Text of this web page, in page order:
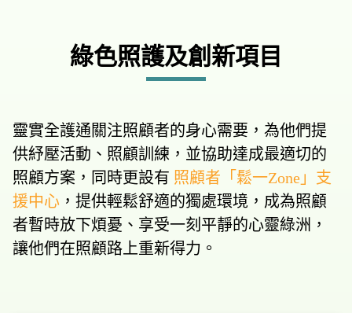
綠色照護及創新項目
靈實全護通關注照顧者的身心需要，為他們提
供紓壓活動、照顧訓練，並協助達成最適切的
照顧方案，同時更設有 照顧者「鬆一Zone」支
援中心 ，提供輕鬆舒適的獨處環境，成為照顧
者暫時放下煩憂、享受一刻平靜的心靈綠洲，
讓他們在照顧路上重新得力。